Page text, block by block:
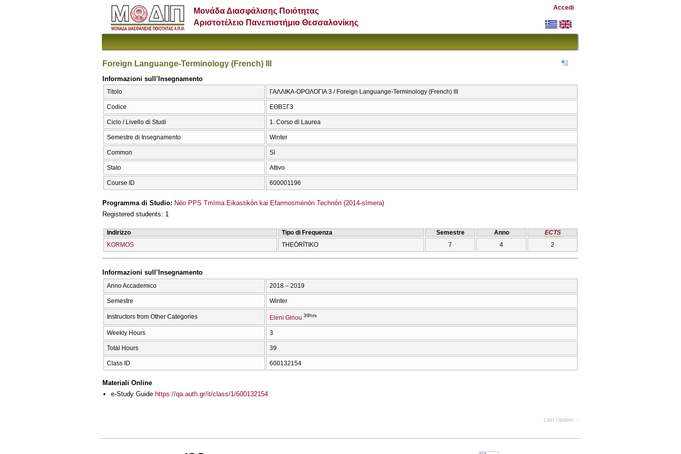
Μονάδα Διασφάλισης Ποιότητας
Αριστοτέλειο Πανεπιστήμιο Θεσσαλονίκης
Accedi
Foreign Languange-Terminology (French) III
Informazioni sull’Insegnamento
Titolo ΓΑΛΛΙΚΑ-ΟΡΟΛΟΓΙΑ 3 / Foreign Languange-Terminology (French) III
Codice ΕΘΒΞΓ3
Ciclo / Livello di Studi 1. Corso di Laurea
Semestre di Insegnamento Winter
Common Sì
Stato Attivo
Course ID 600001196
Programma di Studio: Néo PPS Tmīma Eikastikṓn kai Efarmosménōn Technṓn (2014-sīmera)
Registered students: 1
Indirizzo Tipo di Frequenza Semestre Anno
ECTS
KORMOS
THEŌRĪTIKO 7 4 2
Informazioni sull’Insegnamento
Anno Accademico 2018 – 2019
Semestre Winter
Instructors from Other Categories Eleni Ginou 39hrs
Weekly Hours 3
Total Hours 39
Class ID 600132154
Materiali Online
e-Study Guide https://qa.auth.gr/it/class/1/600132154
Last Update -